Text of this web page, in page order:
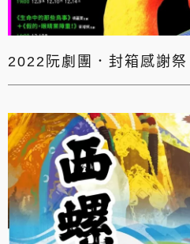
2022阮劇團．封箱感謝祭